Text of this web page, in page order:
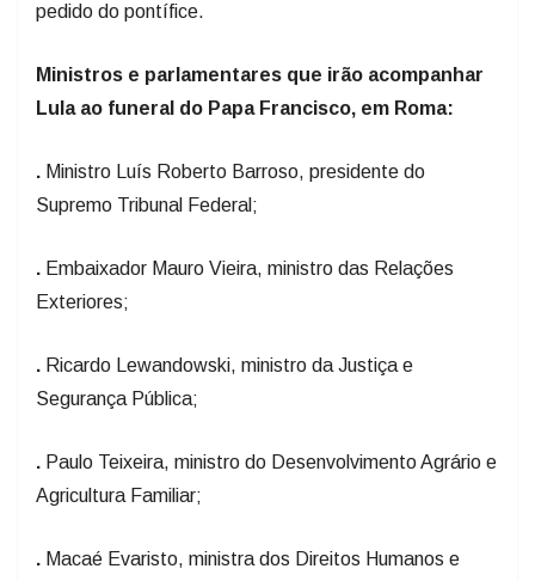
pedido do pontífice.
Ministros e parlamentares que irão acompanhar
Lula ao funeral do Papa Francisco, em Roma:
. Ministro Luís Roberto Barroso, presidente do
Supremo Tribunal Federal;
. Embaixador Mauro Vieira, ministro das Relações
Exteriores;
. Ricardo Lewandowski, ministro da Justiça e
Segurança Pública;
. Paulo Teixeira, ministro do Desenvolvimento Agrário e
Agricultura Familiar;
. Macaé Evaristo, ministra dos Direitos Humanos e